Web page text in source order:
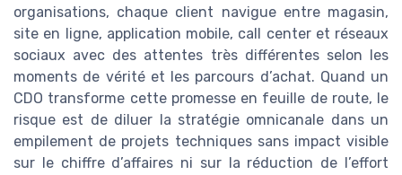
organisations, chaque client navigue entre magasin,
site en ligne, application mobile, call center et réseaux
sociaux avec des attentes très différentes selon les
moments de vérité et les parcours d’achat. Quand un
CDO transforme cette promesse en feuille de route, le
risque est de diluer la stratégie omnicanale dans un
empilement de projets techniques sans impact visible
sur le chiffre d’affaires ni sur la réduction de l’effort